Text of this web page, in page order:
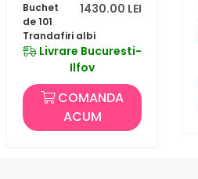
1430.00 LEI
Buchet
de 101
Trandafiri albi
Livrare Bucuresti-
Ilfov
COMANDA
ACUM